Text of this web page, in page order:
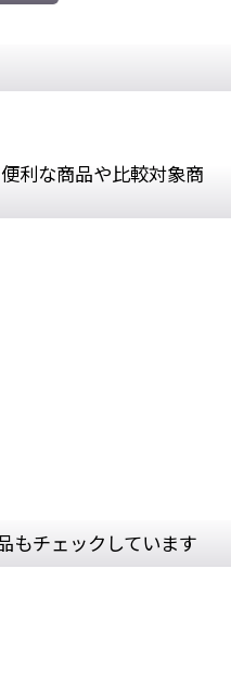
利な商品や比較対象商
もチェックしています